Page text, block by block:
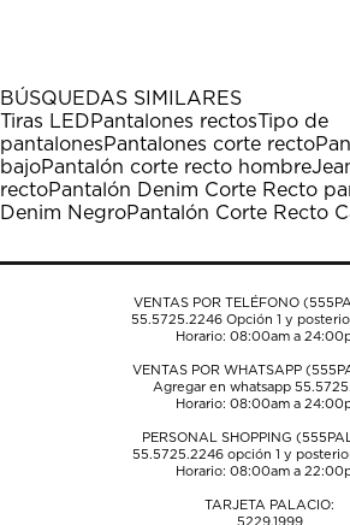
1
estrella
Esta
acción
abrirá
el
formulario
envío.
estrellas.
Esta
acción
abrirá
el
formulario
envío.
estrellas.
Esta
acción
abrirá
el
formulario
envío.
estrellas.
Esta
acción
abrirá
el
formulario
envío.
estrellas.
Esta
acción
abrirá
el
formulario
envío.
BÚSQUEDAS SIMILARES
Tiras LEDPantalones rectosTipo de
pantalonesPantalones corte recto
bajoPantalón corte recto hombre
rectoPantalón Denim Corte Recto
Denim NegroPantalón Corte Recto
VENTAS POR TELÉFONO
55.5725.2246Opción 1 y
Horario: 08:00am a
VENTAS POR WHATSAPP
Agregar en whatsapp
Horario: 08:00am a
PERSONAL SHOPPING
55.5725.2246opción 1 y
Horario: 08:00am a
TARJETA PALACIO:
5229.1999